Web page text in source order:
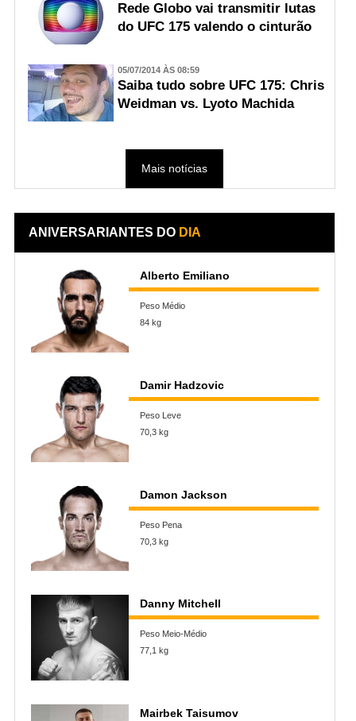
Rede Globo vai transmitir lutas
do UFC 175 valendo o cinturão
05/07/2014 ÀS 08:59
Saiba tudo sobre UFC 175: Chris
Weidman vs. Lyoto Machida
Mais notícias
ANIVERSARIANTES DO DIA
Alberto Emiliano
Peso Médio
84 kg
Damir Hadzovic
Peso Leve
70,3 kg
Damon Jackson
Peso Pena
70,3 kg
Danny Mitchell
Peso Meio-Médio
77,1 kg
Mairbek Taisumov